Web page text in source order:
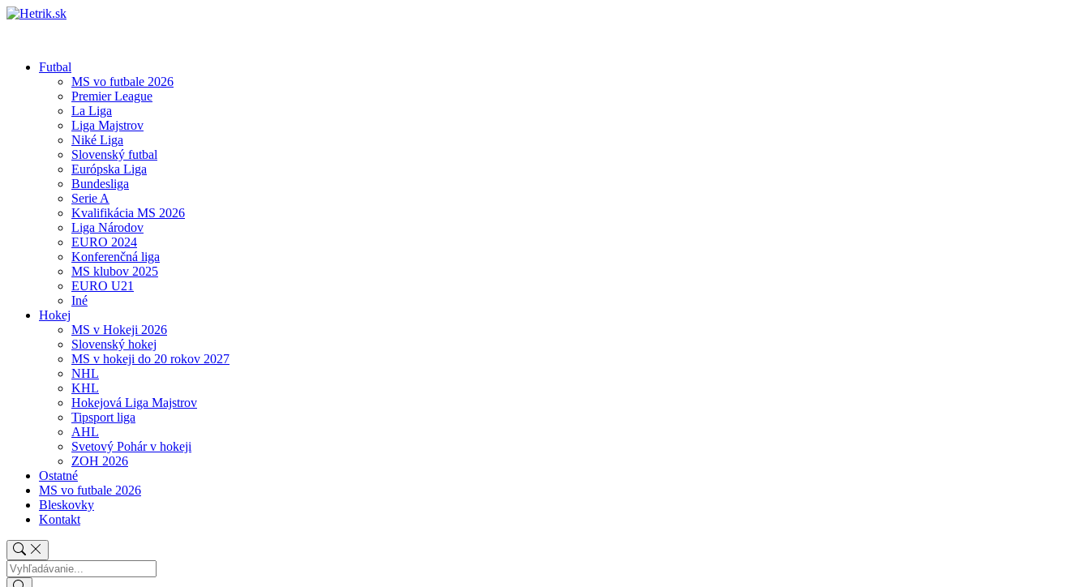
Futbal
MS vo futbale 2026
Premier League
La Liga
Liga Majstrov
Niké Liga
Slovenský futbal
Európska Liga
Bundesliga
Serie A
Kvalifikácia MS 2026
Liga Národov
EURO 2024
Konferenčná liga
MS klubov 2025
EURO U21
Iné
Hokej
MS v Hokeji 2026
Slovenský hokej
MS v hokeji do 20 rokov 2027
NHL
KHL
Hokejová Liga Majstrov
Tipsport liga
AHL
Svetový Pohár v hokeji
ZOH 2026
Ostatné
MS vo futbale 2026
Bleskovky
Kontakt